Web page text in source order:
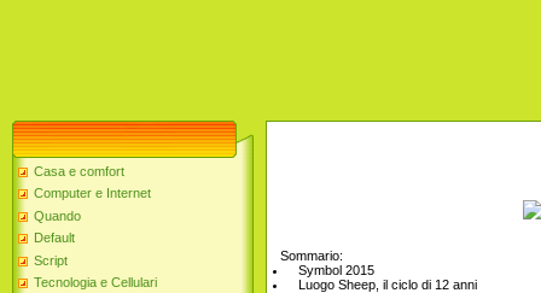
Casa e comfort
Computer e Internet
Quando
Default
Script
Tecnologia e Cellulari
Sommario:
Symbol 2015
Luogo Sheep, il ciclo di 12 anni